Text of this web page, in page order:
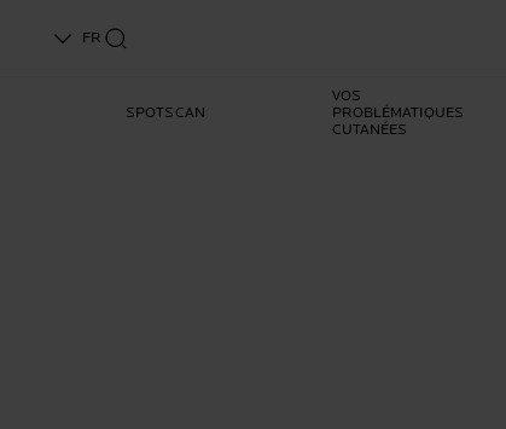
FR
SPOTSCAN
VOS
PROBLÉMATIQUES
CUTANÉES